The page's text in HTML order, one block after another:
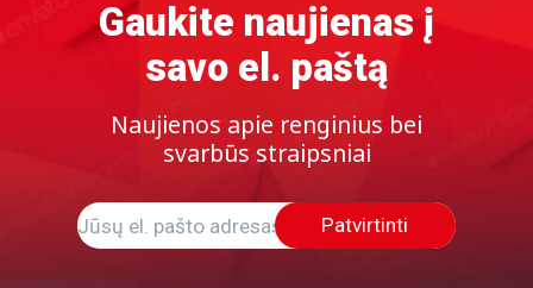
Gaukite naujienas į
savo el. paštą
Naujienos apie renginius bei
svarbūs straipsniai
Patvirtinti